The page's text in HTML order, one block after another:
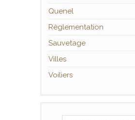
Quenel
Règlementation
Sauvetage
Villes
Voiliers